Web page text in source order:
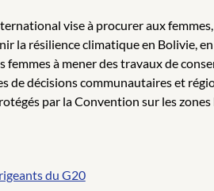
vise à procurer aux
la résilience climatique en Bolivie,
à mener des travaux de
décisions communautaires et
par la Convention sur les zones
du G20